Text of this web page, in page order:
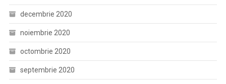
decembrie 2020
noiembrie 2020
octombrie 2020
septembrie 2020